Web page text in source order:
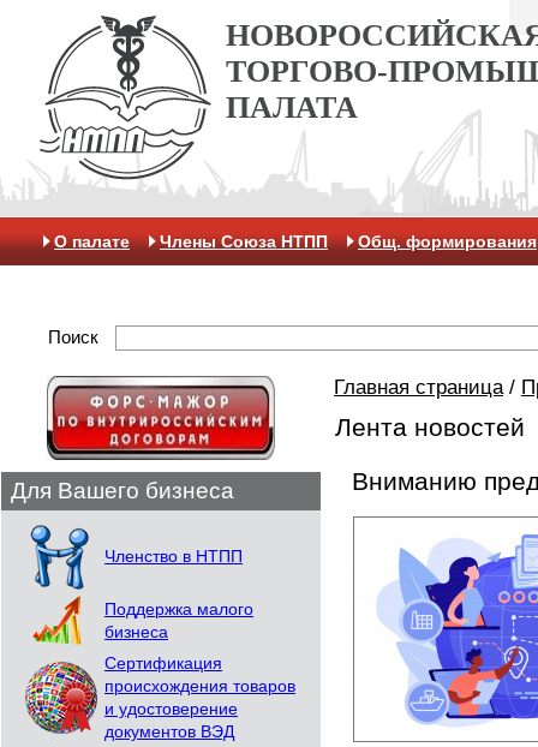
ТОРГОВО-
ПАЛАТА
О палате Члены Союза НТПП Общ. формирования
Поиск
Для Вашего бизнеса
Членство в НТПП
Поддержка малого
бизнеса
Сертификация
происхождения товаров
и удостоверение
документов ВЭД
Главная страница/
Лента новостей
Вниманию